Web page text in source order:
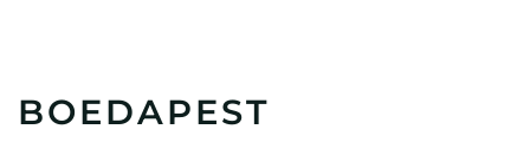
BOEDAPEST